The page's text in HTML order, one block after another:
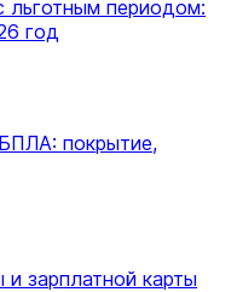
льготным периодом:
год
покрытие,
и зарплатной карты